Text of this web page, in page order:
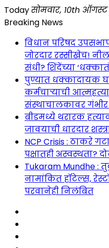
Skip
to
Todayसोमवार, 10th
Breaking News
विधान परिषद
जोरदार रस्सीखेच!
संधी? शिंदेंच्या
पुण्यात धक्कादायक
कर्मचाऱ्याची
संस्थाचालकावर
बीडमध्ये थरारक
जावयाची धारदार
NCP Crisis : ठाकरे
पक्षातही अस्वस्थता?
Tukaram Mundhe :
नामांकित हॉटेल्स,
परवानेही निलंबित